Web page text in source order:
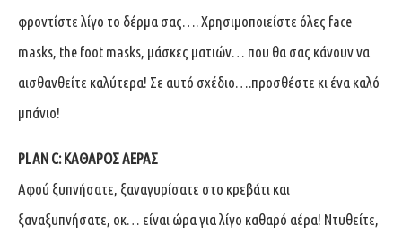
φροντίστε λίγο το δέρμα σας…. Χρησιμοποιείστε όλες face
masks, the foot masks, μάσκες ματιών… που θα σας κάνουν να
αισθανθείτε καλύτερα! Σε αυτό σχέδιο….προσθέστε κι ένα καλό
μπάνιο!
PLAN C: ΚΑΘΑΡΟΣ ΑΕΡΑΣ
Αφού ξυπνήσατε, ξαναγυρίσατε στο κρεβάτι και
ξαναξυπνήσατε, οκ… είναι ώρα για λίγο καθαρό αέρα! Ντυθείτε,